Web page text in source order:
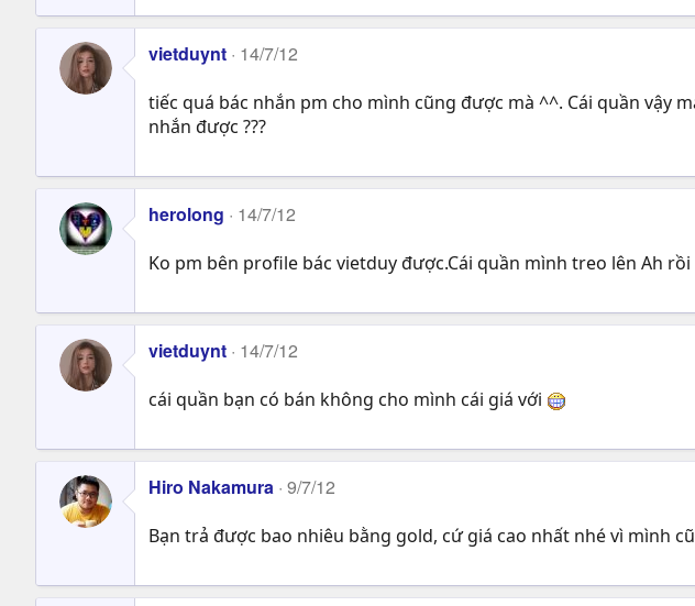
vietduynt 14/7/12
tiếc quá bác nhắn pm cho mình cũng được mà ^^. Cái quần vậy
nhắn được ???
herolong 14/7/12
Ko pm bên profile bác vietduy được.Cái quần mình treo lên Ah rồi
vietduynt 14/7/12
cái quần bạn có bán không cho mình cái giá với
Hiro Nakamura 9/7/12
Bạn trả được bao nhiêu bằng gold, cứ giá cao nhất nhé vì mình